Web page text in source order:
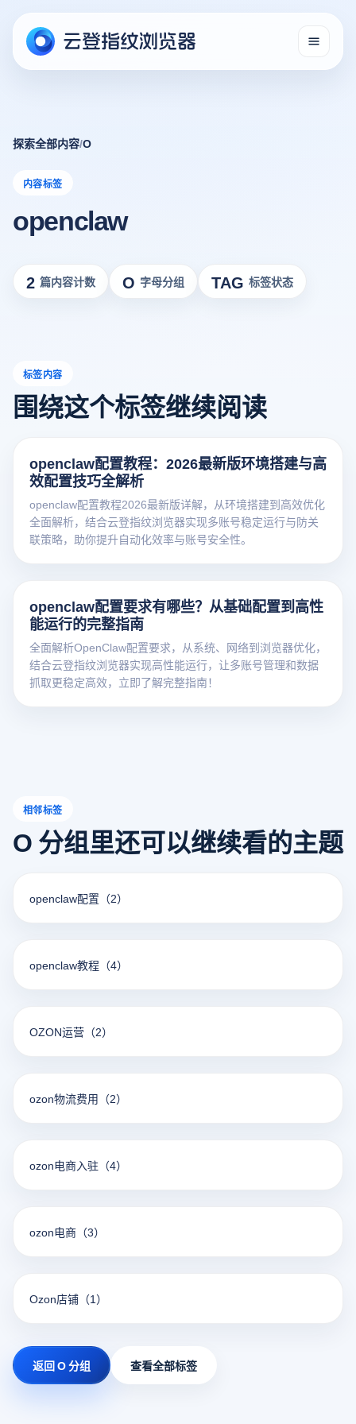
探索全部内容/O
内容标签
openclaw
2 篇内容计数 O 字母分组 TAG 标签状态
标签内容
围绕这个标签继续阅读
openclaw配置教程：2026最新版环境搭建与高
效配置技巧全解析
openclaw配置教程2026最新版详解，从环境搭建到高效优化
全面解析，结合云登指纹浏览器实现多账号稳定运行与防关
联策略，助你提升自动化效率与账号安全性。
openclaw配置要求有哪些？从基础配置到高性
能运行的完整指南
全面解析OpenClaw配置要求，从系统、网络到浏览器优化，
结合云登指纹浏览器实现高性能运行，让多账号管理和数据
抓取更稳定高效，立即了解完整指南！
相邻标签
O 分组里还可以继续看的主题
openclaw配置 （2）
openclaw教程 （4）
OZON运营 （2）
ozon物流费用 （2）
ozon电商入驻 （4）
ozon电商 （3）
Ozon店铺 （1）
返回 O 分组 查看全部标签